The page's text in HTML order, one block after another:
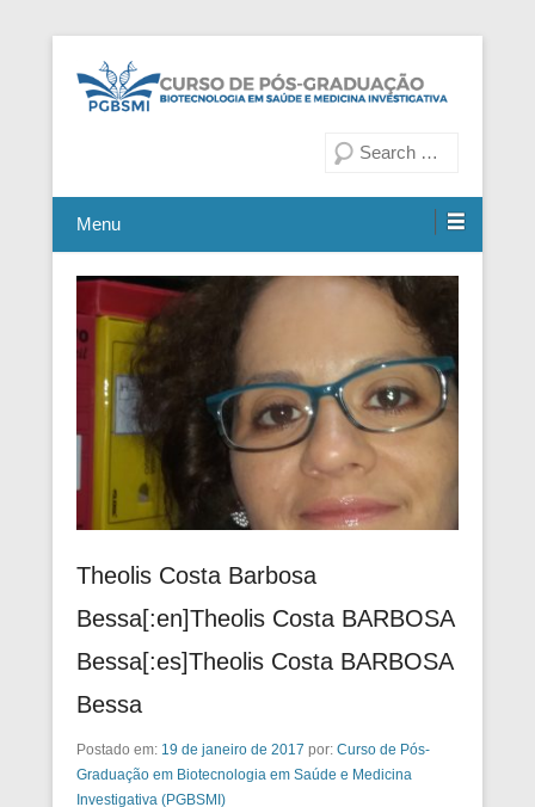
Curso de Pós-Graduação em
Medicina Investigativa
Menu
Theolis Costa Barbosa
Bessa[:en]Theolis Costa BARBOSA
Bessa[:es]Theolis Costa BARBOSA
Bessa
Postado em: 19 de janeiro de 2017 por: Curso de Pós-
Graduação em Biotecnologia em Saúde e Medicina
Investigativa (PGBSMI)